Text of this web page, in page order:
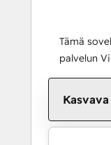
Tämä
palvelun
Kasvava